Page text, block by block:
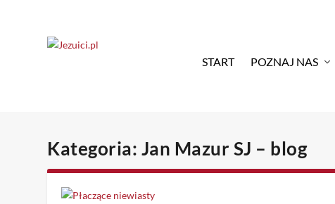
START POZNAJ NAS
Kategoria: Jan Mazur SJ – blog